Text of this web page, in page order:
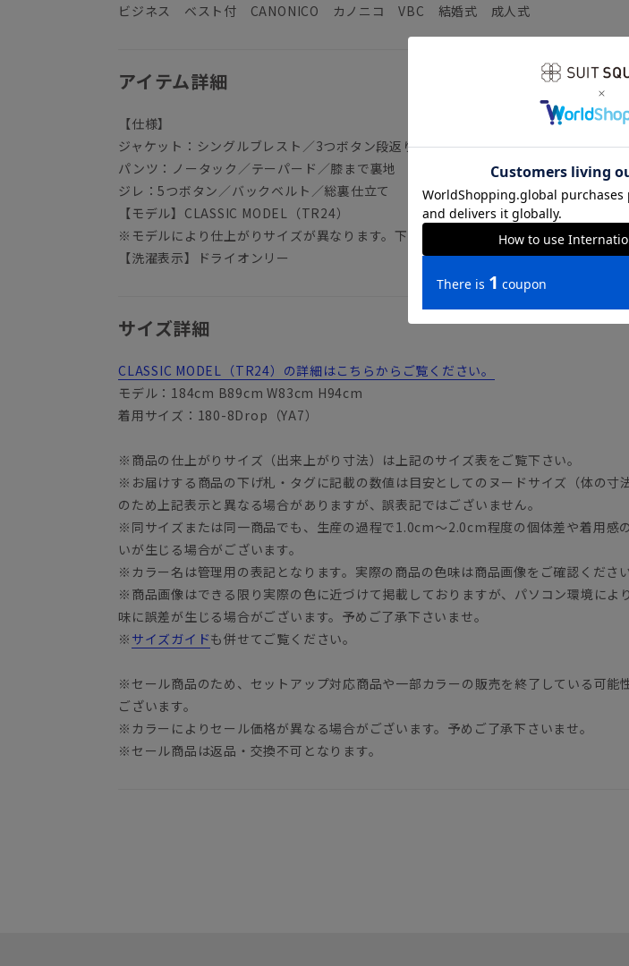
ビジネス ベスト付 CANONICO カノニコ VBC 結婚式 成人式
アイテム詳細
【仕様】
ジャケット：シングルブレスト／3つボタン段返り／背抜き仕立て／本切羽／サイド
パンツ：ノータック／テーパード／膝まで裏地
ジレ：5つボタン／バックベルト／総裏仕立て
【モデル】CLASSIC MODEL（TR24）
※モデルにより仕上がりサイズが異なります。下記のサイズ詳細を必ずご確認下さい
【洗濯表示】ドライオンリー
サイズ詳細
CLASSIC MODEL（TR24）の詳細はこちらからご覧ください。
モデル：184cm B89cm W83cm H94cm
着用サイズ：180-8Drop（YA7）
※商品の仕上がりサイズ（出来上がり寸法）は上記のサイズ表をご覧下さい。
※お届けする商品の下げ札・タグに記載の数値は目安としてのヌードサイズ（体の寸法
のため上記表示と異なる場合がありますが、誤表記ではございません。
※同サイズまたは同一商品でも、生産の過程で1.0cm～2.0cm程度の個体差や着用感
いが生じる場合がございます。
※カラー名は管理用の表記となります。実際の商品の色味は商品画像をご確認ください
※商品画像はできる限り実際の色に近づけて掲載しておりますが、パソコン環境によ
味に誤差が生じる場合がございます。予めご了承下さいませ。
※ サイズガイドも併せてご覧ください。
※セール商品のため、セットアップ対応商品や一部カラーの販売を終了している可能
ございます。
※カラーによりセール価格が異なる場合がございます。予めご了承下さいませ。
※セール商品は返品・交換不可となります。
YA3 A3 A4 A5 A6 A7 A8